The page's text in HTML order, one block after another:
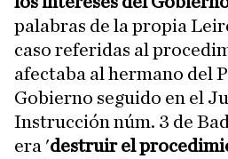
palabras de la propia
caso referidas al
afectaba al hermano del
Gobierno seguido en el
Instrucción núm. 3 de
era 'destruir el